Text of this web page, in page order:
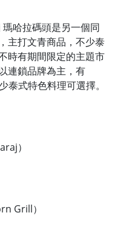
哈拉碼頭是另一個同
主打文青商品，不少泰
時有期間限定的主題市
連鎖品牌為主，有
式特色料理可選擇。
）
Grill）